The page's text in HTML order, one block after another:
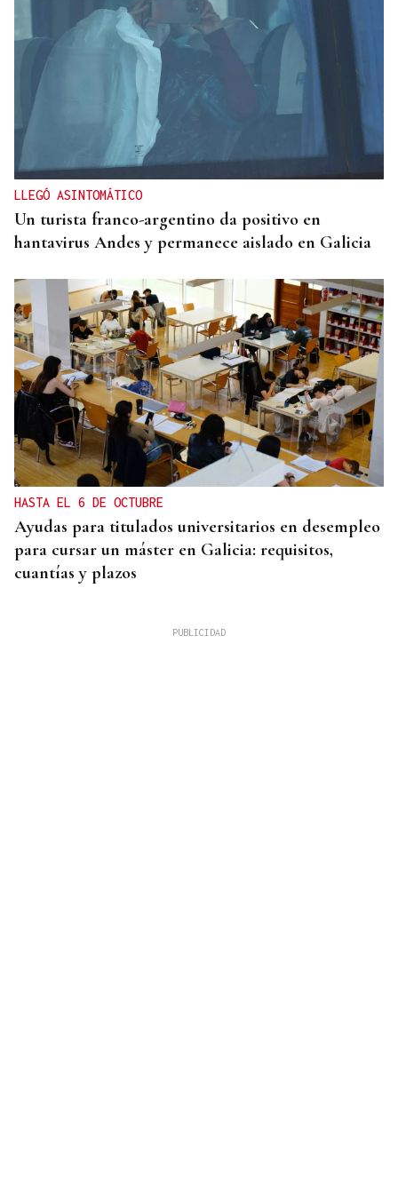
LLEGÓ ASINTOMÁTICO
Un turista franco-argentino da positivo en
hantavirus Andes y permanece aislado en Galicia
HASTA EL 6 DE OCTUBRE
Ayudas para titulados universitarios en desempleo
para cursar un máster en Galicia: requisitos,
cuantías y plazos